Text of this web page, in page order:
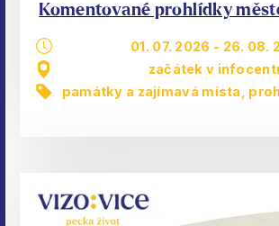
Komentované prohlídky
01. 07. 2026 - 26. 08.
začátek v
památky a zajímavá místa